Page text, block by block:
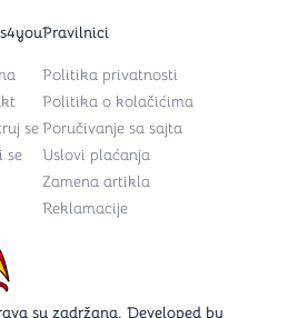
su zadržana. Developed by
se
se
Pravilnici
Politika privatnosti
Politika o kolačićima
Poručivanje sa sajta
Uslovi plaćanja
Zamena artikla
Reklamacije